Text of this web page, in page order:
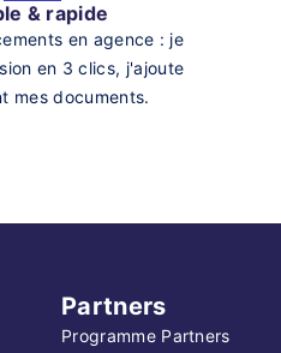
& rapide
en agence : je
en 3 clics, j'ajoute
mes documents.
Partners
Programme Partners